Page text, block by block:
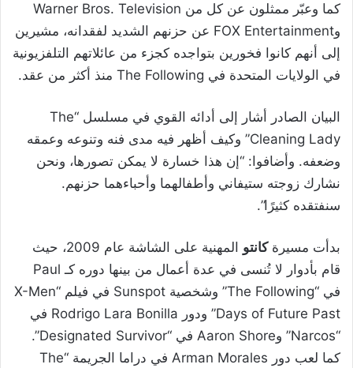
كما وعبّر ممثلون عن كل من Warner Bros. Television
وFOX Entertainment عن حزنهم الشديد لفقدانه، مشيرين
إلى أنهم كانوا فخورين بتواجده كجزء من عائلاتهم التلفزيونية
في الولايات المتحدة في The Following منذ أكثر من عقد.
البيان الصادر أشار إلى أدائه القوي في مسلسل “The
Cleaning Lady” وكيف أظهر فيه مدى فنه وتنوعه وعمقه
وضعفه. وأضافوا: “إن هذا خسارة لا يمكن تصورها، ونحن
نشارك زوجته ستيفاني وأطفالهما وأحباءهما حزنهم.
سنفتقده كثيرًا”.
بدأت مسيرةكانتو
المهنية على الشاشة عام 2009، حيث
قام بأدوار لا تُنسى في عدة أعمال من بينها دوره كـ Paul
في “The Following” وشخصية Sunspot في فيلم “X-Men
Days of Future Past” ودور Rodrigo Lara Bonilla في
“Narcos” وAaron Shore في “Designated Survivor”.
كما لعب دور Arman Morales في دراما الجريمة “The